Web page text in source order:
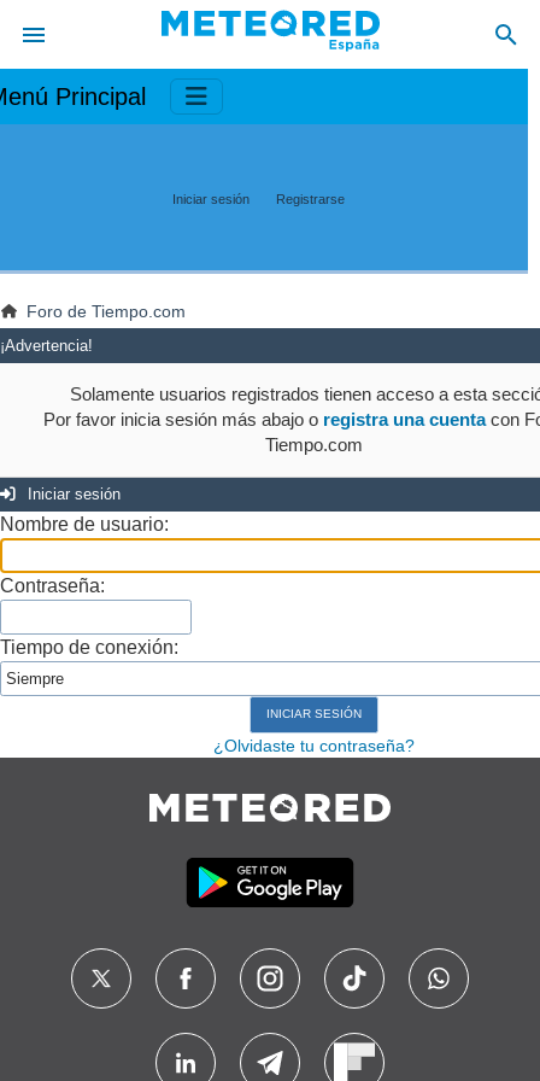
Principal
Iniciar sesión Registrarse
Foro de Tiempo.com
¡Advertencia!
Solamente usuarios registrados tienen acceso a esta
Por favor inicia sesión más abajo o registra una cuentacon
Tiempo.com
Iniciar sesión
Nombre de usuario:
Contraseña:
Tiempo de conexión:
¿Olvidaste tu contraseña?